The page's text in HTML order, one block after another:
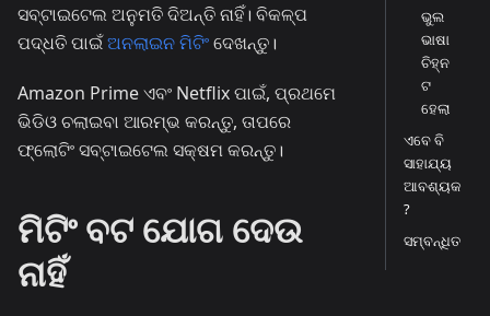
ସବ୍‌ଟାଇଟେଲ ଅନୁମତି ଦିଅନ୍ତି ନାହିଁ। ବିକଳ୍ପ
ପଦ୍ଧତି ପାଇଁଅନଲାଇନ ମିଟିଂଦେଖନ୍ତୁ।
Amazon Prime ଏବଂ Netflix ପାଇଁ, ପ୍ରଥମେ
ଭିଡିଓ ଚଲାଇବା ଆରମ୍ଭ କରନ୍ତୁ, ତାପରେ
ଫ୍ଲୋଟିଂ ସବ୍‌ଟାଇଟେଲ ସକ୍ଷମ କରନ୍ତୁ।
ମିଟିଂ ବଟ ଯୋଗ ଦେଉ
ନାହିଁ
ଭୁଲ
ଭାଷା
ଚିହ୍ନ
ଟ
ହେଲା
ଏବେ ବି
ସାହାଯ୍ୟ
ଆବଶ୍ୟକ
?
ସମ୍ବନ୍ଧିତ